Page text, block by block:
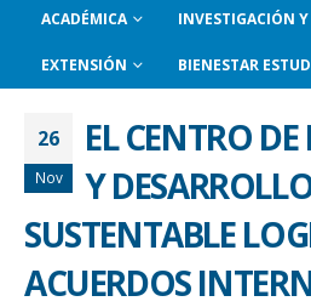
ACADÉMICA INVESTIGACIÓN
EXTENSIÓN BIENESTAR
26
Nov
EL CENTRO
Y
SUSTENTABLE
ACUERDOS